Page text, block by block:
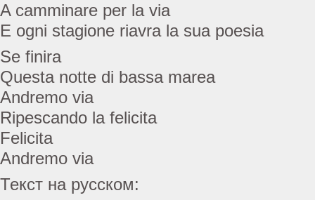
A camminare per la via
E ogni stagione riavra la sua poesia
Se finira
Questa notte di bassa marea
Andremo via
Ripescando la felicita
Felicita
Andremo via
Текст на русском: